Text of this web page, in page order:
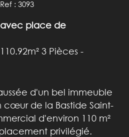
Ref : 3093
place de
3 Pièces -
d'un bel immeuble
cœur de la Bastide Saint-
d'environ 110 m²
privilégié.